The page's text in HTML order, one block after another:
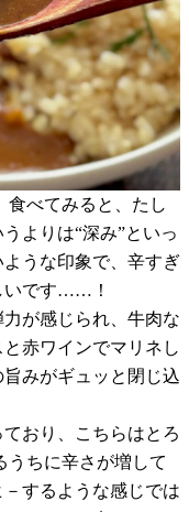
食べてみると、たし
よりは“深み”といっ
うな印象で、辛すぎ
いです……！
が感じられ、牛肉な
赤ワインでマリネし
みがギュッと閉じ込
おり、こちらはとろ
ちに辛さが増して
するような感じでは